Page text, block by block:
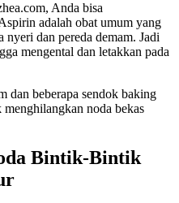
Anda bisa
adalah obat umum yang
nyeri dan pereda demam. Jadi
mengental dan letakkan pada
dan beberapa sendok baking
noda bekas
Bintik-Bintik